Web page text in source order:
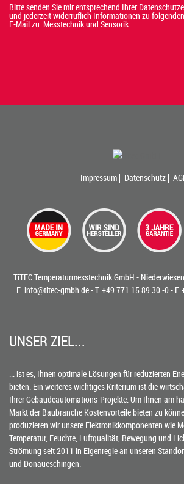
Bitte senden Sie mir entsprechend Ihrer
und jederzeit widerruflich Informationen zu
E-Mail zu: Messtechnik und Sensorik
Impressum Datenschutz
TiTEC Temperaturmesstechnik GmbH -
E. info@titec-gmbh.de- T. +49 771 15 89 30 -0- F.
UNSER ZIEL...
... ist es, Ihnen optimale Lösungen für reduzierten
bieten. Ein weiteres wichtiges Kriterium ist die
Ihrer Gebäudeautomations-Projekte. Um Ihnen am
Markt der Baubranche Kostenvorteile bieten zu
produzieren wir unsere Elektronikkomponenten wie
Temperatur, Feuchte, Luftqualität, Bewegung und
Strömung seit 2011 in Eigenregie an unseren
und Donaueschingen.